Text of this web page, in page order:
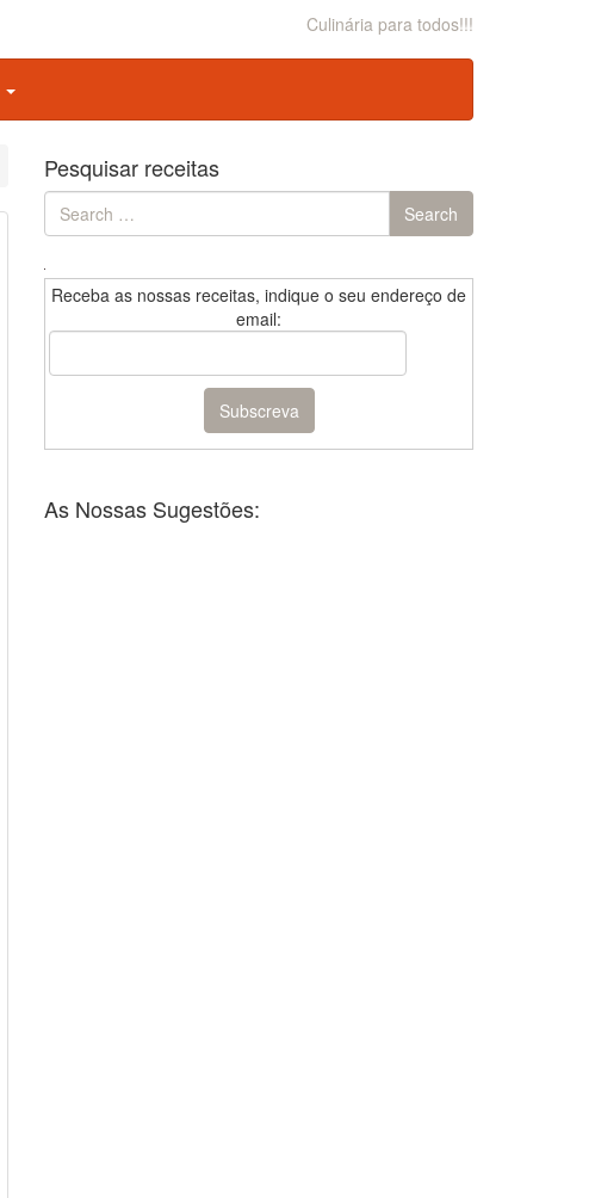
Culinária para todos!!!
Pesquisar receitas
Search
for:
Search
Receba as nossas receitas, indique o seu endereço de
email:
As Nossas Sugestões: